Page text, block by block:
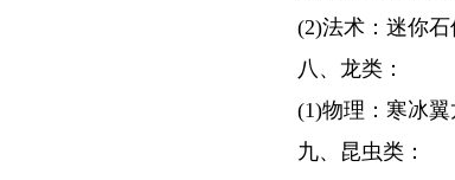
(2)法术：迷你石
八、龙类：
(1)物理：寒冰
九、昆虫类：